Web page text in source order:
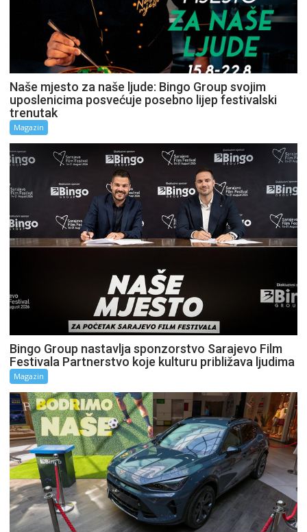
Naše mjesto za naše ljude: Bingo Group svojim
uposlenicima posvećuje posebno lijep festivalski
trenutak
Magazin
Bingo Group nastavlja sponzorstvo Sarajevo Film
Festivala Partnerstvo koje kulturu približava ljudima
Magazin